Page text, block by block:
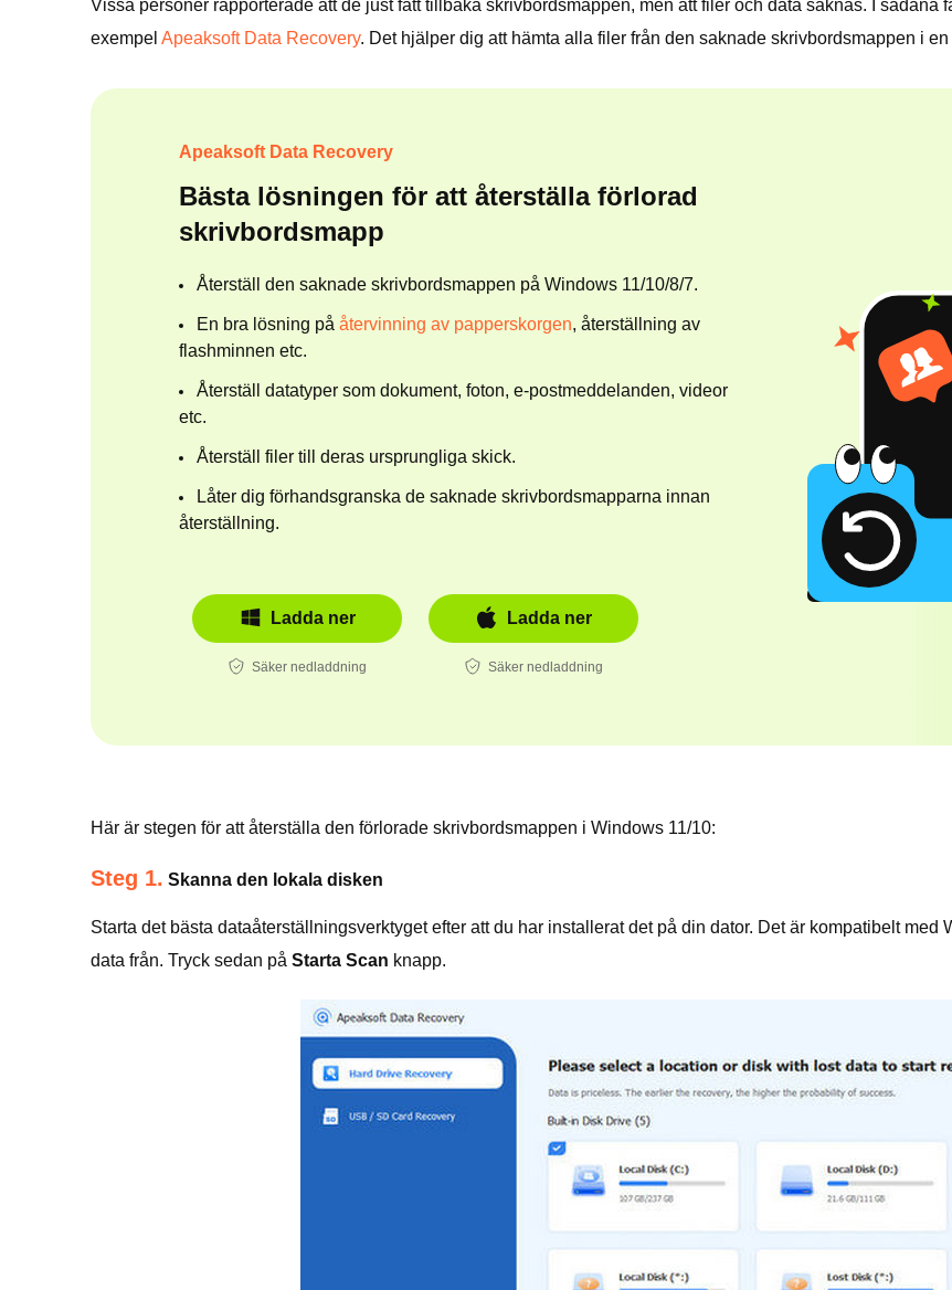
Vissa personer rapporterade att de just fått tillbaka skrivbordsmappen, men att filer och data saknas. I sådana
exempel Apeaksoft Data Recovery. Det hjälper dig att hämta alla filer från den saknade skrivbordsmappen i
Apeaksoft Data Recovery
Bästa lösningen för att återställa förlorad
skrivbordsmapp
Återställ den saknade skrivbordsmappen på Windows 11/10/8/7.
En bra lösning på återvinning av papperskorgen, återställning av
flashminnen etc.
Återställ datatyper som dokument, foton, e-postmeddelanden, videor
etc.
Återställ filer till deras ursprungliga skick.
Låter dig förhandsgranska de saknade skrivbordsmapparna innan
återställning.
Ladda ner
Säker nedladdning
Ladda ner
Säker nedladdning
Här är stegen för att återställa den förlorade skrivbordsmappen i Windows 11/10:
Steg 1. Skanna den lokala disken
Starta det bästa dataåterställningsverktyget efter att du har installerat det på din dator. Det är kompatibelt
data från. Tryck sedan på Starta Scan knapp.